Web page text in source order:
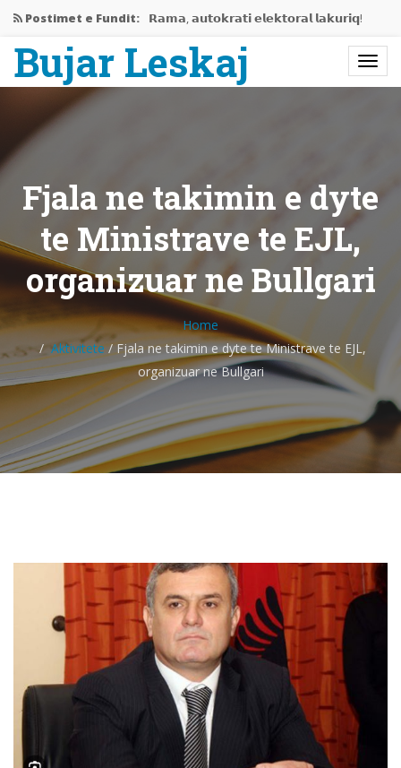
Postimet e Fundit: 𝗥𝗮𝗺𝗮, 𝗮𝘂𝘁𝗼𝗸𝗿𝗮𝘁𝗶 𝗲𝗹𝗲𝗸𝘁𝗼𝗿𝗮𝗹 𝗹𝗮𝗸𝘂𝗿𝗶𝗾!
Jemi në mes të krizës…
Rama gati të përjashtojë Shqipërinë…
Bashkëbisedim me Bujar Leskaj
Bujar Leskaj
Fjala ne takimin e dyte
te Ministrave te EJL,
organizuar ne Bullgari
Home
Aktivitete /Fjala ne takimin e dyte te Ministrave te EJL,
organizuar ne Bullgari